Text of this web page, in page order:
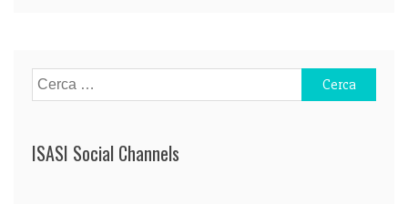
Ricerca
per:
ISASI Social Channels